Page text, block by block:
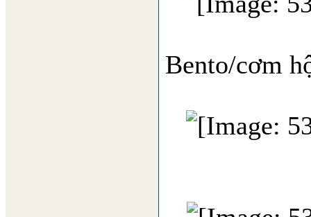
Bento/cơm